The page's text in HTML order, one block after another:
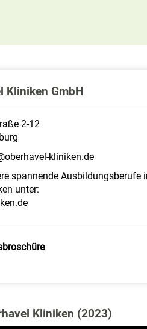
Kliniken GmbH
2-12
kliniken.de
spannende Ausbildungsberufe
unter:
Kliniken (2023)